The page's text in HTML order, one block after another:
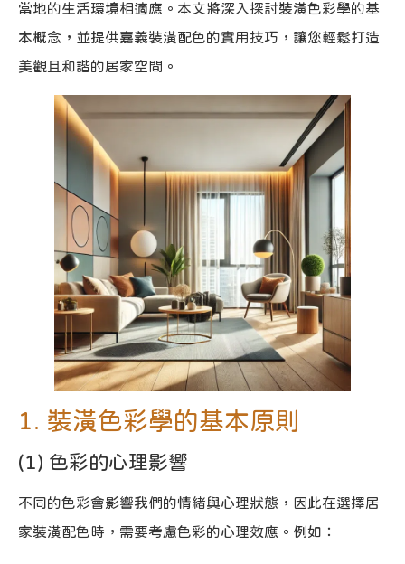
當地的生活環境相適應。本文將深入探討裝潢色彩學的基
本概念，並提供嘉義裝潢配色的實用技巧，讓您輕鬆打造
美觀且和諧的居家空間。
1. 裝潢色彩學的基本原則
(1) 色彩的心理影響
不同的色彩會影響我們的情緒與心理狀態，因此在選擇居
家裝潢配色時，需要考慮色彩的心理效應。例如：